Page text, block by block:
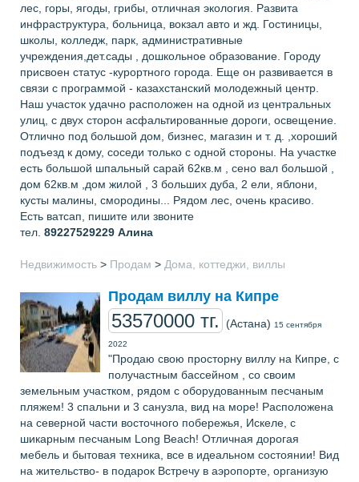
лес, горы, ягоды, грибы, отличная экология. Развита
инфраструктура, больница, вокзал авто и жд. Гостиницы,
школы, колледж, парк, административные
учреждения,дет.сады , дошкольное образование. Городу
присвоен статус -курортного города. Еще он развивается в
связи с программой - казахстанский молодежный центр.
Наш участок удачно расположен на одной из центральных
улиц, с двух сторон асфальтированные дороги, освещение.
Отлично под большой дом, бизнес, магазин и т. д. ,хороший
подъезд к дому, соседи только с одной стороны. На участке
есть большой шпальный сарай 62кв.м , сено вал большой ,
дом 62кв.м ,дом жилой , 3 больших дуба, 2 ели, яблони,
кусты малины, смородины... Рядом лес, очень красиво.
Есть ватсап, пишите или звоните
тел. 89227529229 Алина
Недвижимость > Продам > Дома, коттеджи, виллы
Продам виллу на Кипре
53570000 тг. (Астана) 15 сентября
2022
"Продаю свою просторну виллу на Кипре, с
получастным бассейном , со своим
земельным участком, рядом с оборудованным песчаным
пляжем! 3 спальни и 3 санузла, вид на море! Расположена
на северной части восточного побережья, Искеле, с
шикарным песчаным Long Beach! Отличная дорогая
мебель и бытовая техника, все в идеальном состоянии! Вид
на жительство- в подарок Встречу в аэропорте, организую